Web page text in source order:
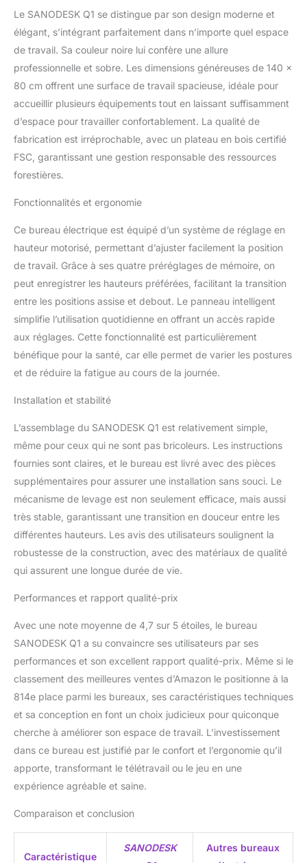
Le panneau de table est
certifié FSC.
CONTRÔLEUR
INTELLIGENT : Équipé de
4 options prédéfinies
programmables, vous
pouvez enregistrer vos
hauteurs assises ou
debout préférées. La
hauteur exacte du
bureau est affichée sur le
économiser de l'énergie
lorsque le bureau est
arrêté. HAUTEUR
RÉGLABLE : La plage de
réglage de la hauteur est
de 71 cm à 116 cm. Que
vous soyez assis ou
debout, il offre
l'expérience la plus
confortable pour
protéger votre santé
cervicale. Avec un
plateau suffisamment
pour placer 2 moniteurs
et affronter facilement les
défis de la journée.
SYSTÈME ANTI-
COLLISION : Grâce à la
technologie anti-
collision, le bureau
s'arrête
automatiquement pour
éviter les accidents ou
ainsi une plus grande
grande tranquillité
d'esprit lors de son
utilisation. GRARANTIE
DE LA MARQUE
SANODESK : En tant que
produit de SANODESK,
un leader de confiance
en matière de mobilier
a passé des tests de
qualité rigoureux et offre
un excellent support
idéal pour votre maison
Le SANODESK Q1 se distingue par son design moderne et
élégant, s’intégrant parfaitement dans n’importe quel espace
de travail. Sa couleur noire lui confère une allure
professionnelle et sobre. Les dimensions généreuses de 140 x
80 cm offrent une surface de travail spacieuse, idéale pour
accueillir plusieurs équipements tout en laissant suffisamment
d’espace pour travailler confortablement. La qualité de
fabrication est irréprochable, avec un plateau en bois certifié
FSC, garantissant une gestion responsable des ressources
forestières.
Fonctionnalités et ergonomie
Ce bureau électrique est équipé d’un système de réglage en
hauteur motorisé, permettant d’ajuster facilement la position
de travail. Grâce à ses quatre préréglages de mémoire, on
peut enregistrer les hauteurs préférées, facilitant la transition
entre les positions assise et debout. Le panneau intelligent
simplifie l’utilisation quotidienne en offrant un accès rapide
aux réglages. Cette fonctionnalité est particulièrement
bénéfique pour la santé, car elle permet de varier les postures
et de réduire la fatigue au cours de la journée.
Installation et stabilité
L’assemblage du SANODESK Q1 est relativement simple,
même pour ceux qui ne sont pas bricoleurs. Les instructions
fournies sont claires, et le bureau est livré avec des pièces
supplémentaires pour assurer une installation sans souci. Le
mécanisme de levage est non seulement efficace, mais aussi
très stable, garantissant une transition en douceur entre les
différentes hauteurs. Les avis des utilisateurs soulignent la
robustesse de la construction, avec des matériaux de qualité
qui assurent une longue durée de vie.
Performances et rapport qualité-prix
Avec une note moyenne de 4,7 sur 5 étoiles, le bureau
SANODESK Q1 a su convaincre ses utilisateurs par ses
performances et son excellent rapport qualité-prix. Même si le
classement des meilleures ventes d’Amazon le positionne à la
814e place parmi les bureaux, ses caractéristiques techniques
et sa conception en font un choix judicieux pour quiconque
cherche à améliorer son espace de travail. L’investissement
dans ce bureau est justifié par le confort et l’ergonomie qu’il
apporte, transformant le télétravail ou le jeu en une
expérience agréable et saine.
Comparaison et conclusion
Caractéristique
SANODESK
Autres bureaux